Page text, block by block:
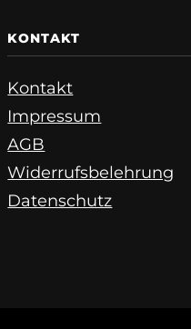
KONTAKT
Kontakt
Impressum
AGB
Widerrufsbelehrung
Datenschutz